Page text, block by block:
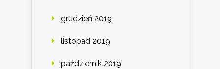
grudzień 2019
listopad 2019
październik 2019